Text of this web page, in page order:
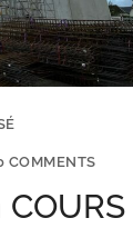
COMMENTS